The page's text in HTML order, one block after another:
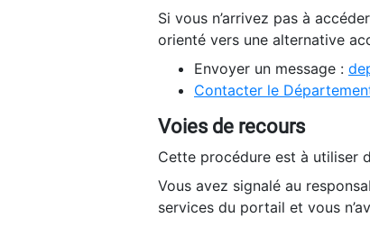
Si vous n’arrivez pas à
orienté vers une alternative
Envoyer un message :
Contacter le
Voies de recours
Cette procédure est à utiliser
Vous avez signalé au
services du portail et vous